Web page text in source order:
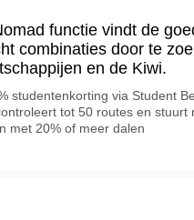
functie vindt de
combinaties door te
en de Kiwi.
studentenkorting via Student
tot 50 routes en stuurt
met 20% of meer dalen